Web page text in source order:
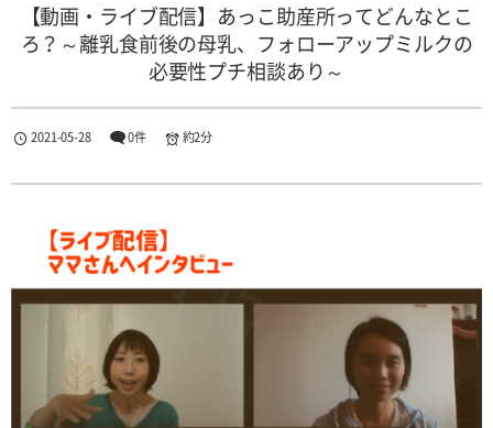
【動画・ライブ配信】あっこ助産所ってどんなとこ
ろ？～離乳食前後の母乳、フォローアップミルクの
必要性プチ相談あり～
2021-05-28 0件 約2分